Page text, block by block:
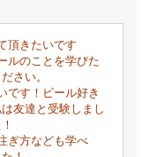
頂きたいです
ルのことを学びた
さい。
です！ビール好き
友達と受験しまし
ぎ方なども学べ